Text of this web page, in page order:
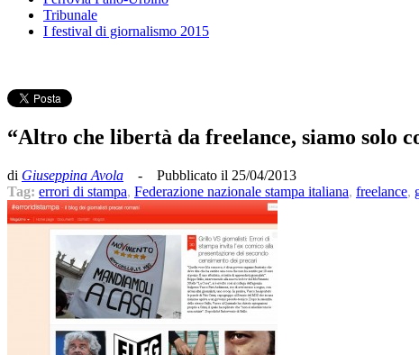
Tribunale
I festival di giornalismo 2015
“Altro che libertà da freelance, siamo solo
di Giuseppina Avola - Pubblicato il 25/04/2013
Tag: errori di stampa, Federazione nazionale stampa italiana, freelance,